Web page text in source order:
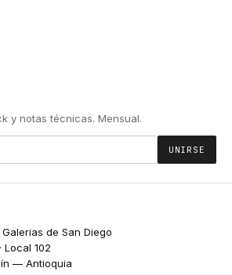
y notas técnicas. Mensual.
UNIRSE
de San Diego
Local 102
— Antioquia